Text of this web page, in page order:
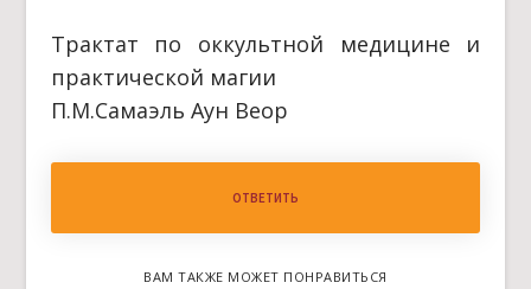
Трактат по оккультной медицине и
практической магии
П.М.Самаэль Аун Веор
ОТВЕТИТЬ
ВАМ ТАКЖЕ МОЖЕТ ПОНРАВИТЬСЯ